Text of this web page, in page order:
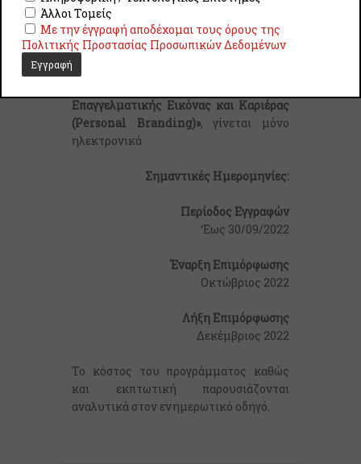
Η αίτηση συμμετοχής για το
Επαγγελματικής Εικόνας και Καριέρας
(Personal Branding)», γίνεται μόνο
ηλεκτρονικά
Σημαντικές Ημερομηνίες:
Περίοδος Εγγραφών
‘Eως 30/09/2022
Έναρξη Επιμόρφωσης
Οκτώβριος 2022
Λήξη Επιμόρφωσης
Δεκέμβριος 2022
Το κόστος του προγράμματος καθώς
και εκπτωτική παρουσιάζονται
αναλυτικά στον ενημερωτικό οδηγό.
Άλλοι Τομείς
Με την έγγραφή αποδέχομαι τους όρους της
Πολιτικής Προστασίας Προσωπικών Δεδομένων